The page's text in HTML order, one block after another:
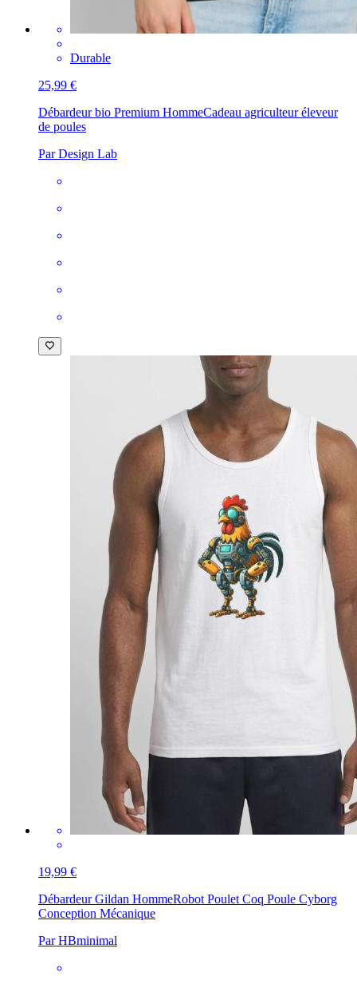
Durable
25,99 €
Débardeur bio Premium HommeCadeau agriculteur éleveur
de poules
Par Design Lab
19,99 €
Débardeur Gildan HommeRobot Poulet Coq Poule Cyborg
Conception Mécanique
Par HBminimal